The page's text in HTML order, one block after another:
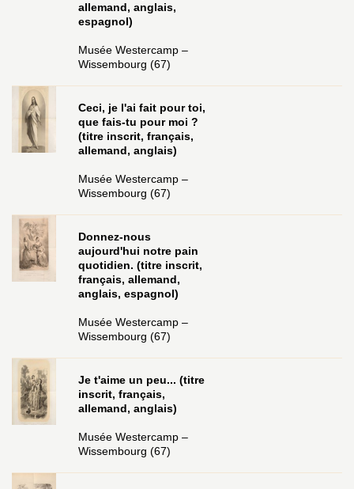
allemand, anglais,
espagnol)
Musée Westercamp –
Wissembourg (67)
Ceci, je l'ai fait pour toi,
que fais-tu pour moi ?
(titre inscrit, français,
allemand, anglais)
Musée Westercamp –
Wissembourg (67)
Donnez-nous
aujourd'hui notre pain
quotidien. (titre inscrit,
français, allemand,
anglais, espagnol)
Musée Westercamp –
Wissembourg (67)
Je t'aime un peu... (titre
inscrit, français,
allemand, anglais)
Musée Westercamp –
Wissembourg (67)